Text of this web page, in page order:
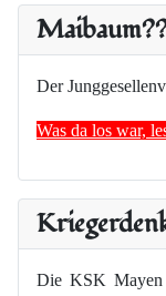
Der
Was da los war,
Die KSK Mayen